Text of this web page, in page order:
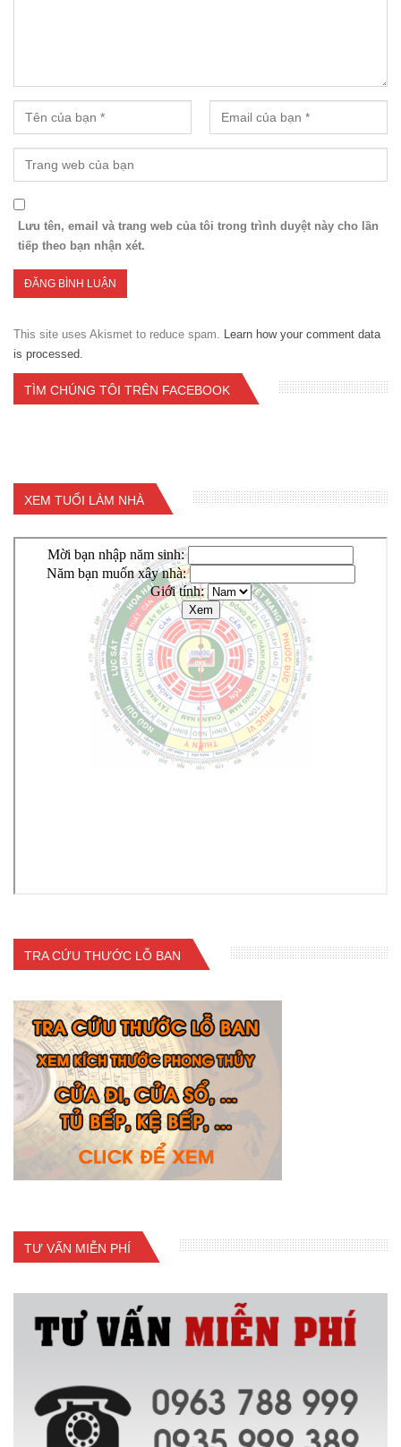
Lưu tên, email và trang web của tôi trong trình duyệt này cho lần
tiếp theo bạn nhận xét.
This site uses Akismet to reduce spam. Learn how your comment data
is processed.
TÌM CHÚNG TÔI TRÊN FACEBOOK
XEM TUỔI LÀM NHÀ
TRA CỨU THƯỚC LỖ BAN
TƯ VẤN MIỄN PHÍ